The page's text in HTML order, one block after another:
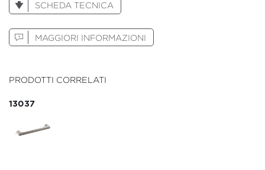
SCHEDA TECNICA
MAGGIORI INFORMAZIONI
PRODOTTI CORRELATI
13037